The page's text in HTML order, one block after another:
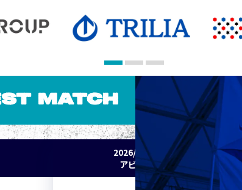
MATCH
2026/27 明治安田J1リーグ 第2節
アビスパ福岡 vs セレッソ大阪